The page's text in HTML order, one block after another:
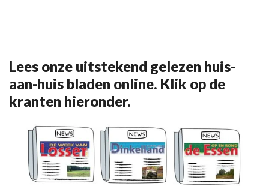
Lees onze uitstekend gelezen huis-
aan-huis bladen online. Klik op de
kranten hieronder.